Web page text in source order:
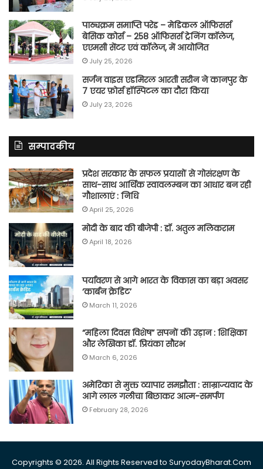
पाठ्यक्रम समाप्ति परेड – मेडिकल ऑफिसर्स
बेसिक कोर्स – 258 ऑफिसर्स ट्रेनिंग कॉलेज,
एएमसी सेंटर एवं कॉलेज, में आयोजित
July 25, 2026
सर्जन वाइस एडमिरल आरती सरीन ने कानपुर के
7 एयर फ़ोर्स हॉस्पिटल का दौरा किया
July 23, 2026
सम्पादकीय
प्रदेश सरकार के सफल प्रयासों से गोसंरक्षण के
साथ-साथ आर्थिक स्वावलम्बन का आधार बन रही
गौशालाएं : निधि
April 25, 2026
मोदी के बाद की बीजेपी : डॉ. अतुल मलिकराम
April 18, 2026
पर्यावरण से आगे भारत के विकास का बड़ा अवसर
‘कार्बन क्रेडिट’
March 11, 2026
“महिला दिवस विशेष” सपनों की उड़ान : शिक्षिका
और लेखिका डॉ. प्रियंका सौरभ
March 6, 2026
अमेरिका से मुक्त व्यापार समझौता : साम्राज्यवाद के
आगे लाल गलीचा बिछाकर आत्म-समर्पण
February 28, 2026
Copyrights © 2026. All Rights Reserved to SuryodayBharat.Com